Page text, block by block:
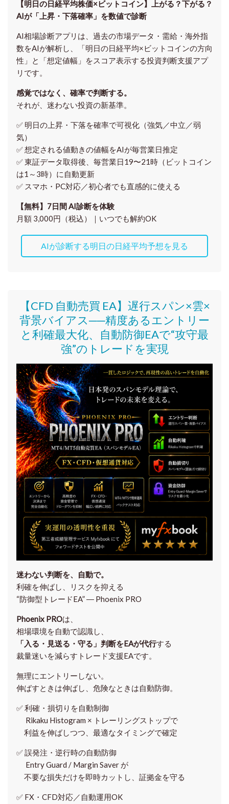
【明日の⽇経平均株価×ビットコイン】上がる？下がる？
AIが「上昇・下落確率」を数値で診断
AI相場診断アプリは、過去の市場データ・需給・海外指
数をAIが解析し、「明日の日経平均×ビットコインの方向
性」と「想定値幅」をスコア表示する投資判断支援アプ
リです。
感覚ではなく、確率で判断する。
それが、迷わない投資の新基準。
✅ 明日の上昇・下落を確率で可視化（強気／中立／弱
気）
✅ 想定される値動きの値幅をAIが毎営業日推定
✅ 東証データ取得後、 毎営業日19〜21時（ビットコイン
は1～3時）に自動更新
✅ スマホ・PC対応／初心者でも直感的に使える
【無料】7日間 AI診断を体験
月額 3,000円（税込）｜いつでも解約OK
AIが診断する明日の日経平均予想を見る
【CFD 自動売買 EA】遅行スパン×雲×
背景バイアス──精度あるエントリー
と利確最大化、自動防御EAで“攻守最
強”のトレードを実現
迷わない判断を、自動で。
利確を伸ばし、リスクを抑える
“防御型トレードEA” ― Phoenix PRO
Phoenix PROは、
相場環境を自動で認識し、
「入る・見送る・守る」判断をEAが代行する
裁量迷いを減らすトレード支援EAです。
無理にエントリーしない。
伸ばすときは伸ばし、危険なときは自動防御。
✅利確・損切りを自動制御
Rikaku Histogram × トレーリングストップで
利益を伸ばしつつ、最適なタイミングで確定
✅誤発注・逆行時の自動防御
Entry Guard / Margin Saver が
不要な損失だけを即時カットし、証拠金を守る
✅ FX・CFD対応／自動運用OK